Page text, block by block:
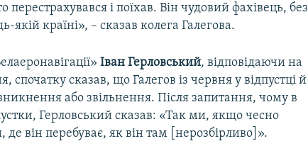
і поїхав. Він чудовий фахівець, без
якій країні», – сказав колега Галегова.
Іван Герловський, відповідаючи на
спочатку сказав, що Галегов із червня у відпустці й
або звільнення. Після запитання, чому в
Герловський сказав: «Так ми, якщо чесно
він перебуває, як він там [нерозбірливо]».